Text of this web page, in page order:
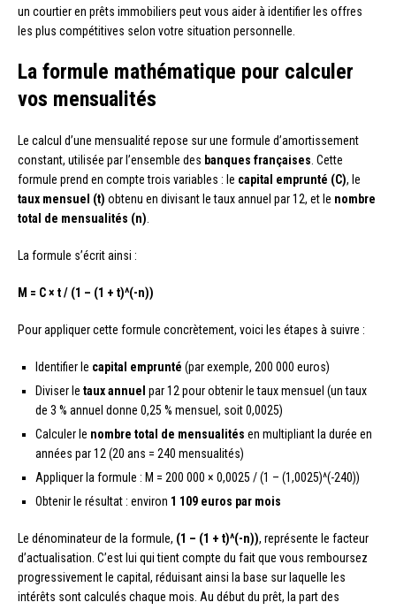
un courtier en prêts immobiliers peut vous aider à identifier les offres
les plus compétitives selon votre situation personnelle.
La formule mathématique pour calculer
vos mensualités
Le calcul d’une mensualité repose sur une formule d’amortissement
constant, utilisée par l’ensemble des banques françaises . Cette
formule prend en compte trois variables : le capital emprunté (C), le
taux mensuel (t) obtenu en divisant le taux annuel par 12, et le nombre
total de mensualités (n)
La formule s’écrit ainsi :
M = C × t / (1 – (1 + t)^(-n))
Pour appliquer cette formule concrètement, voici les étapes à suivre :
Identifier le capital emprunté (par exemple, 200 000 euros)
Diviser le taux annuel par 12 pour obtenir le taux mensuel (un taux
de 3 % annuel donne 0,25 % mensuel, soit 0,0025)
Calculer le nombre total de mensualités en multipliant la durée en
années par 12 (20 ans = 240 mensualités)
Appliquer la formule : M = 200 000 × 0,0025 / (1 – (1,0025)^(-240))
Obtenir le résultat : environ 1 109 euros par mois
Le dénominateur de la formule, (1 – (1 + t)^(-n)), représente le facteur
d’actualisation. C’est lui qui tient compte du fait que vous remboursez
progressivement le capital, réduisant ainsi la base sur laquelle les
intérêts sont calculés chaque mois. Au début du prêt, la part des